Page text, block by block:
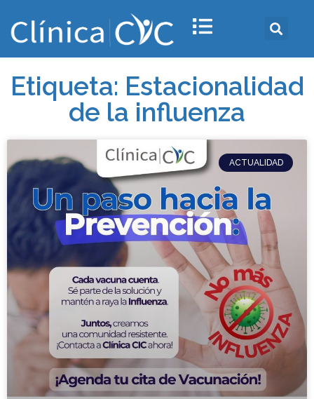
Etiqueta: Estacionalidad
de la influenza
ACTUALIDAD